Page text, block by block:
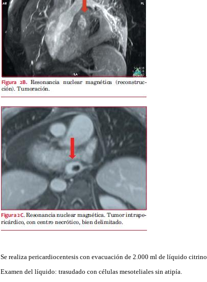
Se realiza pericardiocentesis con evacuación de 2.000 ml de líquido citrino.
Examen del líquido: trasudado con células mesoteliales sin atipía.